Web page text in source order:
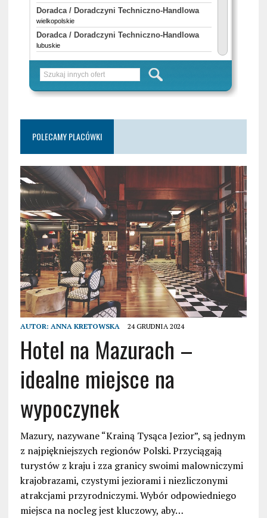
POLECAMY PLACÓWKI
AUTOR: ANNA KRETOWSKA 24 GRUDNIA 2024
Hotel na Mazurach –
idealne miejsce na
wypoczynek
Mazury, nazywane “Krainą Tysąca Jezior”, są jednym
z najpiękniejszych regionów Polski. Przyciągają
turystów z kraju i zza granicy swoimi malowniczymi
krajobrazami, czystymi jeziorami i niezliczonymi
atrakcjami przyrodniczymi. Wybór odpowiedniego
miejsca na nocleg jest kluczowy, aby…